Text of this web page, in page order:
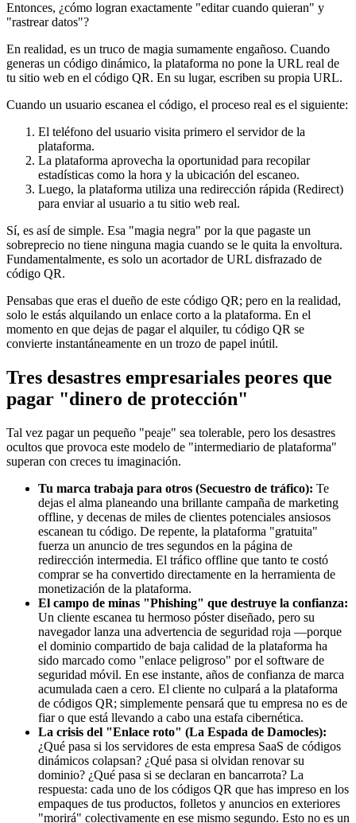
Entonces, ¿cómo logran exactamente "editar cuando quieran" y
"rastrear datos"?
En realidad, es un truco de magia sumamente engañoso. Cuando
generas un código dinámico, la plataforma no pone la URL real de
tu sitio web en el código QR. En su lugar, escriben su propia URL.
Cuando un usuario escanea el código, el proceso real es el siguiente:
El teléfono del usuario visita primero el servidor de la
plataforma.
La plataforma aprovecha la oportunidad para recopilar
estadísticas como la hora y la ubicación del escaneo.
Luego, la plataforma utiliza una redirección rápida (Redirect)
para enviar al usuario a tu sitio web real.
Sí, es así de simple. Esa "magia negra" por la que pagaste un
sobreprecio no tiene ninguna magia cuando se le quita la envoltura.
Fundamentalmente, es solo un acortador de URL disfrazado de
código QR.
Pensabas que eras el dueño de este código QR; pero en la realidad,
solo le estás alquilando un enlace corto a la plataforma. En el
momento en que dejas de pagar el alquiler, tu código QR se
convierte instantáneamente en un trozo de papel inútil.
Tres desastres empresariales peores que
pagar "dinero de protección"
Tal vez pagar un pequeño "peaje" sea tolerable, pero los desastres
ocultos que provoca este modelo de "intermediario de plataforma"
superan con creces tu imaginación.
Tu marca trabaja para otros (Secuestro de tráfico): Te
dejas el alma planeando una brillante campaña de marketing
offline, y decenas de miles de clientes potenciales ansiosos
escanean tu código. De repente, la plataforma "gratuita"
fuerza un anuncio de tres segundos en la página de
redirección intermedia. El tráfico offline que tanto te costó
comprar se ha convertido directamente en la herramienta de
monetización de la plataforma.
El campo de minas "Phishing" que destruye la confianza:
Un cliente escanea tu hermoso póster diseñado, pero su
navegador lanza una advertencia de seguridad roja —porque
el dominio compartido de baja calidad de la plataforma ha
sido marcado como "enlace peligroso" por el software de
seguridad móvil. En ese instante, años de confianza de marca
acumulada caen a cero. El cliente no culpará a la plataforma
de códigos QR; simplemente pensará que tu empresa no es de
fiar o que está llevando a cabo una estafa cibernética.
La crisis del "Enlace roto" (La Espada de Damocles):
¿Qué pasa si los servidores de esta empresa SaaS de códigos
dinámicos colapsan? ¿Qué pasa si olvidan renovar su
dominio? ¿Qué pasa si se declaran en bancarrota? La
respuesta: cada uno de los códigos QR que has impreso en los
empaques de tus productos, folletos y anuncios en exteriores
"morirá" colectivamente en ese mismo segundo. Esto no es un